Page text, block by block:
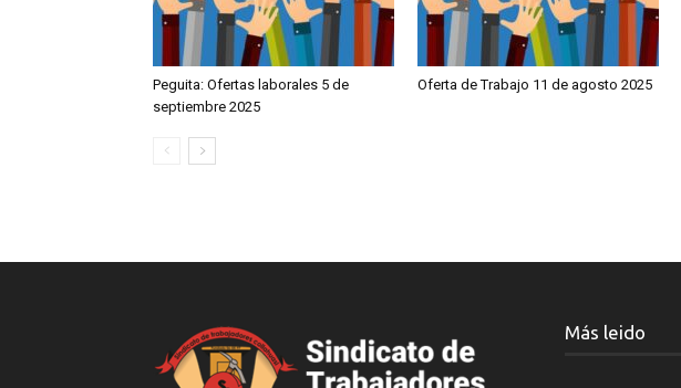
Peguita: Ofertas laborales 5 de
septiembre 2025
Oferta de Trabajo 11 de agosto 2025
Más leido